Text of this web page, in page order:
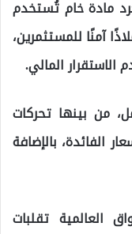
مادة خام تُستخدم
آمنًا للمستثمرين،
الاستقرار المالي.
من بينها تحركات
الفائدة، بالإضافة
العالمية تقلبات